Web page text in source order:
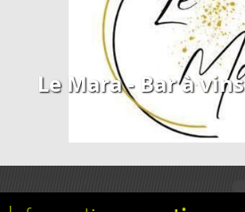
Le Mara - Bar à vins